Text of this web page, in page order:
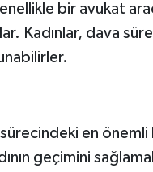
bir avukat
Kadınlar, dava
sürecindeki en
geçimini